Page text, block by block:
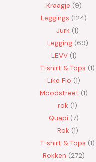
Kraagje 9
Leggings 124
Jurk 1
Legging 69
LEVV 1
T-shirt & Tops 1
Like Flo 1
Moodstreet 1
rok 1
Quapi 7
Rok 1
T-shirt & Tops 1
Rokken 272